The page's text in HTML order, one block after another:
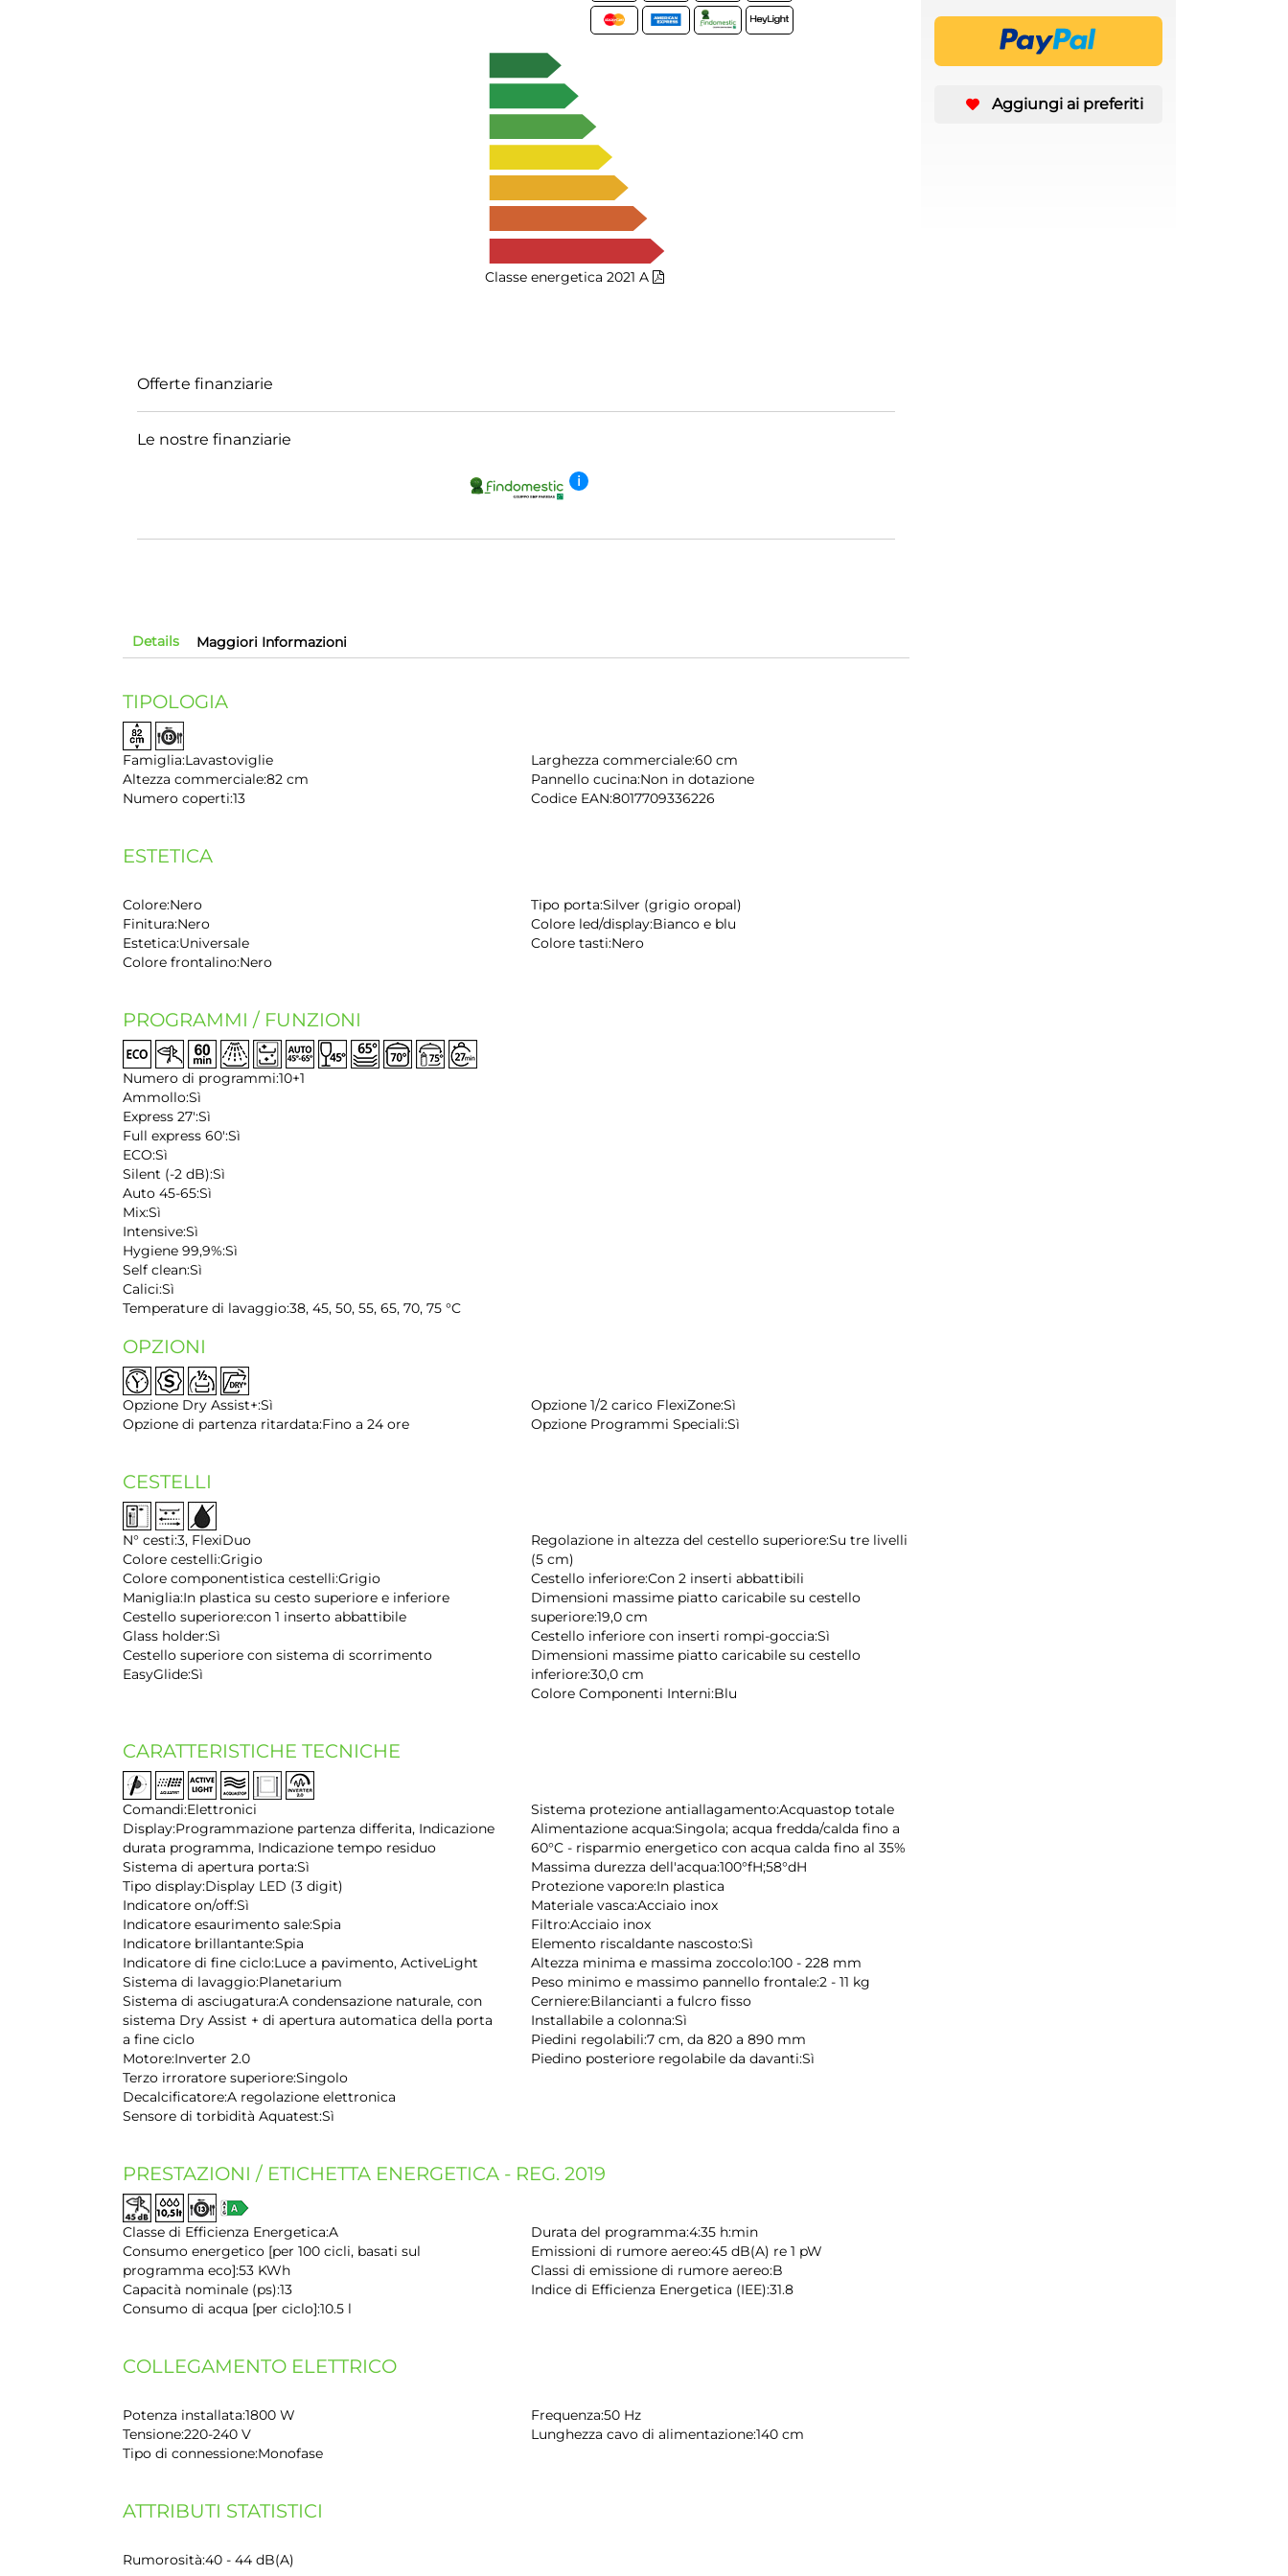
Classe energetica 2021 A
Aggiungi ai preferiti
Offerte finanziarie
Le nostre finanziarie
i
Details
TIPOLOGIA
Famiglia:Lavastoviglie
Altezza commerciale:82 cm
Numero coperti:13
Larghezza commerciale:60 cm
Pannello cucina:Non in dotazione
Codice EAN:8017709336226
ESTETICA
Colore:Nero
Finitura:Nero
Estetica:Universale
Colore frontalino:Nero
Tipo porta:Silver (grigio oropal)
Colore led/display:Bianco e blu
Colore tasti:Nero
PROGRAMMI / FUNZIONI
Numero di programmi:10+1
Ammollo:Sì
Express 27':Sì
Full express 60':Sì
ECO:Sì
Silent (-2 dB):Sì
Auto 45-65:Sì
Mix:Sì
Intensive:Sì
Hygiene 99,9%:Sì
Self clean:Sì
Calici:Sì
Temperature di lavaggio:38, 45, 50, 55, 65, 70, 75 °C
OPZIONI
Opzione Dry Assist+:Sì
Opzione di partenza ritardata:Fino a 24 ore
Opzione 1/2 carico FlexiZone:Sì
Opzione Programmi Speciali:Sì
CESTELLI
N° cesti:3, FlexiDuo
Colore cestelli:Grigio
Colore componentistica cestelli:Grigio
Maniglia:In plastica su cesto superiore e inferiore
Cestello superiore:con 1 inserto abbattibile
Glass holder:Sì
Cestello superiore con sistema di scorrimento
EasyGlide:Sì
Regolazione in altezza del cestello superiore:Su tre livelli
(5 cm)
Cestello inferiore:Con 2 inserti abbattibili
Dimensioni massime piatto caricabile su cestello
superiore:19,0 cm
Cestello inferiore con inserti rompi-goccia:Sì
Dimensioni massime piatto caricabile su cestello
inferiore:30,0 cm
Colore Componenti Interni:Blu
CARATTERISTICHE TECNICHE
Comandi:Elettronici
Display:Programmazione partenza differita, Indicazione
durata programma, Indicazione tempo residuo
Sistema di apertura porta:Sì
Tipo display:Display LED (3 digit)
Indicatore on/off:Sì
Indicatore esaurimento sale:Spia
Indicatore brillantante:Spia
Indicatore di fine ciclo:Luce a pavimento, ActiveLight
Sistema di lavaggio:Planetarium
Sistema di asciugatura:A condensazione naturale, con
sistema Dry Assist + di apertura automatica della porta
a fine ciclo
Motore:Inverter 2.0
Terzo irroratore superiore:Singolo
Decalcificatore:A regolazione elettronica
Sensore di torbidità Aquatest:Sì
Sistema protezione antiallagamento:Acquastop totale
Alimentazione acqua:Singola; acqua fredda/calda fino a
60°C - risparmio energetico con acqua calda fino al 35%
Massima durezza dell'acqua:100°fH;58°dH
Protezione vapore:In plastica
Materiale vasca:Acciaio inox
Filtro:Acciaio inox
Elemento riscaldante nascosto:Sì
Altezza minima e massima zoccolo:100 - 228 mm
Peso minimo e massimo pannello frontale:2 - 11 kg
Cerniere:Bilancianti a fulcro fisso
Installabile a colonna:Sì
Piedini regolabili:7 cm, da 820 a 890 mm
Piedino posteriore regolabile da davanti:Sì
PRESTAZIONI / ETICHETTA ENERGETICA - REG. 2019
Classe di Efficienza Energetica:A
Consumo energetico [per 100 cicli, basati sul
programma eco]:53 KWh
Capacità nominale (ps):13
Consumo di acqua [per ciclo]:10.5 l
Durata del programma:4:35 h:min
Emissioni di rumore aereo:45 dB(A) re 1 pW
Classi di emissione di rumore aereo:B
Indice di Efficienza Energetica (IEE):31.8
COLLEGAMENTO ELETTRICO
Potenza installata:1800 W
Tensione:220-240 V
Tipo di connessione:Monofase
Frequenza:50 Hz
Lunghezza cavo di alimentazione:140 cm
ATTRIBUTI STATISTICI
Rumorosità:40 - 44 dB(A)
Maggiori Informazioni